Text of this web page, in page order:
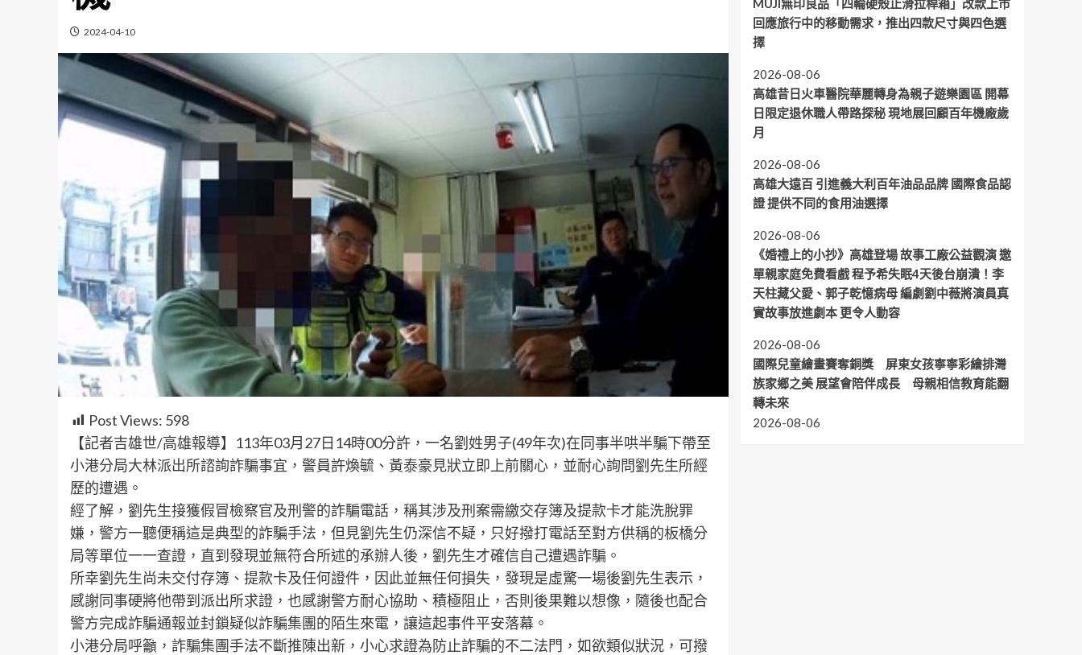
2024-04-10
Post Views: 598
【記者吉雄世/高雄報導】113年03月27日14時00分許，一名劉姓男子(49年次)在同事半哄半騙下帶至
小港分局大林派出所諮詢詐騙事宜，警員許煥毓、黃泰豪見狀立即上前關心，並耐心詢問劉先生所經
歷的遭遇。
經了解，劉先生接獲假冒檢察官及刑警的詐騙電話，稱其涉及刑案需繳交存簿及提款卡才能洗脫罪
嫌，警方一聽便稱這是典型的詐騙手法，但見劉先生仍深信不疑，只好撥打電話至對方供稱的板橋分
局等單位一一查證，直到發現並無符合所述的承辦人後，劉先生才確信自己遭遇詐騙。
所幸劉先生尚未交付存簿、提款卡及任何證件，因此並無任何損失，發現是虛驚一場後劉先生表示，
感謝同事硬將他帶到派出所求證，也感謝警方耐心協助、積極阻止，否則後果難以想像，隨後也配合
警方完成詐騙通報並封鎖疑似詐騙集團的陌生來電，讓這起事件平安落幕。
小港分局呼籲，詐騙集團手法不斷推陳出新，小心求證為防止詐騙的不二法門，如欲類似狀況，可撥
MUJI無印良品「四輪硬殼止滑拉桿箱」改款上市
回應旅行中的移動需求，推出四款尺寸與四色選
擇
2026-08-06
高雄昔日火車醫院華麗轉身為親子遊樂園區 開幕
日限定退休職人帶路探秘 現地展回顧百年機廠歲
月
2026-08-06
高雄大遠百 引進義大利百年油品品牌 國際食品認
證 提供不同的食用油選擇
2026-08-06
《婚禮上的小抄》高雄登場 故事工廠公益觀演 邀
單親家庭免費看戲 程予希失眠4天後台崩潰！李
天柱藏父愛、郭子乾憶病母 編劇劉中薇將演員真
實故事放進劇本 更令人動容
2026-08-06
國際兒童繪畫賽奪銅獎 屏東女孩寧寧彩繪排灣
族家鄉之美 展望會陪伴成長 母親相信教育能翻
轉未來
2026-08-06